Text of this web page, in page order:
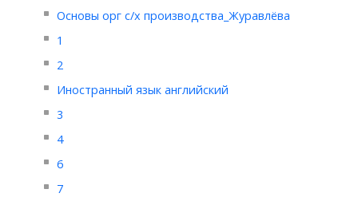
Основы орг с/х производства_Журавлёва
1
2
Иностранный язык английский
3
4
6
7